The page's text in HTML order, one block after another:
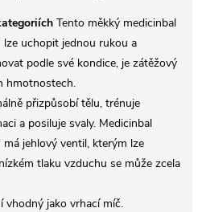
Tento měkký medicinbal
uchopit jednou rukou a
podle své kondice, je zátěžový
hmotnostech.
přizpůsobí tělu, trénuje
a posiluje svaly. Medicinbal
jehlový ventil, kterým lze
tlaku vzduchu se může zcela
vhodný jako vrhací míč.